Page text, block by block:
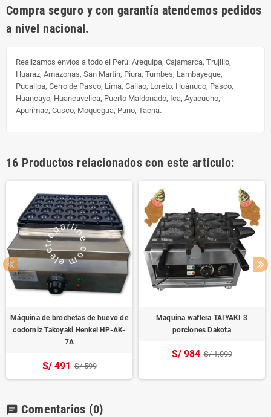
Compra seguro y con garantía atendemos pedidos
a nivel nacional.
Realizamos envíos a todo el Perú: Arequipa, Cajamarca, Trujillo,
Huaraz, Amazonas, San Martín, Piura, Tumbes, Lambayeque,
Pucallpa, Cerro de Pasco, Lima, Callao, Loreto, Huánuco, Pasco,
Huancayo, Huancavelica, Puerto Maldonado, Ica, Ayacucho,
Apurímac, Cusco, Moquegua, Puno, Tacna.
16 Productos relacionados con este artículo:
Máquina de brochetas de huevo de
codorniz Takoyaki Henkel HP-AK-
7A
S/ 491 S/ 599
Maquina waflera TAIYAKI 3
porciones Dakota
S/ 984 S/ 1,099
chat Comentarios (0)